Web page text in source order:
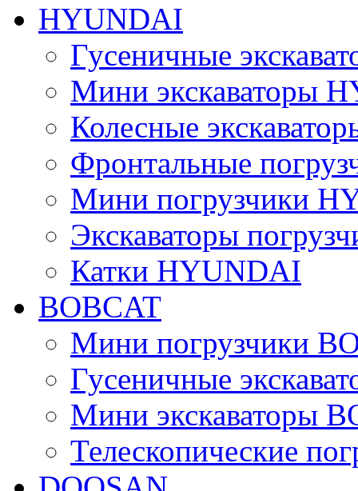
HYUNDAI
Гусеничные
Мини экскаваторы
Колесные
Фронтальные
Мини погрузчики
Экскаваторы
Катки HYUNDAI
BOBCAT
Мини погрузчики
Гусеничные
Мини экскаваторы
Телескопические